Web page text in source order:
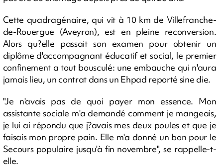
Cette quadragénaire, qui vit à 10 km de Villefranche-
de-Rouergue (Aveyron), est en pleine reconversion.
Alors qu?elle passait son examen pour obtenir un
diplôme d'accompagnant éducatif et social, le premier
confinement a tout bousculé: une embauche qui n'aura
jamais lieu, un contrat dans un Ehpad reporté sine die.
"Je n'avais pas de quoi payer mon essence. Mon
assistante sociale m'a demandé comment je mangeais,
je lui ai répondu que j?avais mes deux poules et que je
faisais mon propre pain. Elle m'a donné un bon pour le
Secours populaire jusqu'à fin novembre", se rappelle-t-
elle.